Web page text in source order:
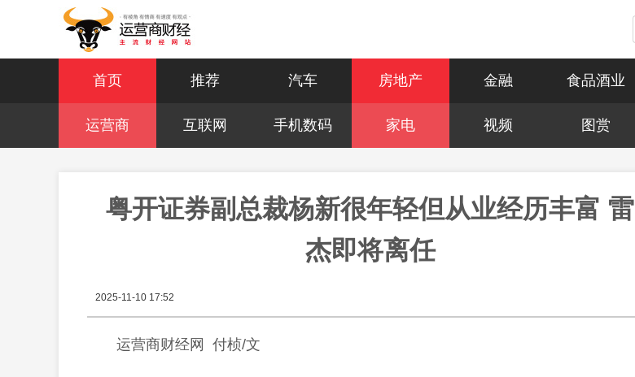
首页 推荐 汽车 房地产 金融 食品酒业
运营商 互联网 手机数码 家电 视频 图赏
粤开证券副总裁杨新很年轻但从业经历丰富 雷
杰即将离任
2025-11-10 17:52
运营商财经网 付桢/文